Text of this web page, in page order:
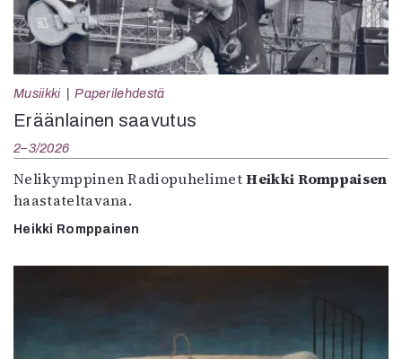
Musiikki Paperilehdestä
Eräänlainen saavutus
2–3/2026
Nelikymppinen RadiopuhelimetHeikki Romppaisen
haastateltavana.
Heikki Romppainen